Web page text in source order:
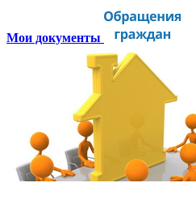
Мои документы